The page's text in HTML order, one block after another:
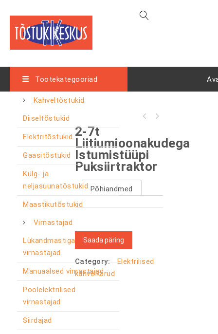
Tootekategooriad
Kahveltõstukid
Diiseltõstukid
Elektritõstukid
Gaasitõstukid
Külg- ja
neljasuunatõstukid
Maastikutõstukid
Virnastajad
Lükandmastiga
virnastajad
Manuaalsed virnastajad
Poolelektrilised
virnastajad
Siirdajad
2-7t
Liitiumioonakudega
Istumistüüpi
Puksiirtraktor
Põhiandmed
Saada päring
Category: Elektrilised
kahvelkärud